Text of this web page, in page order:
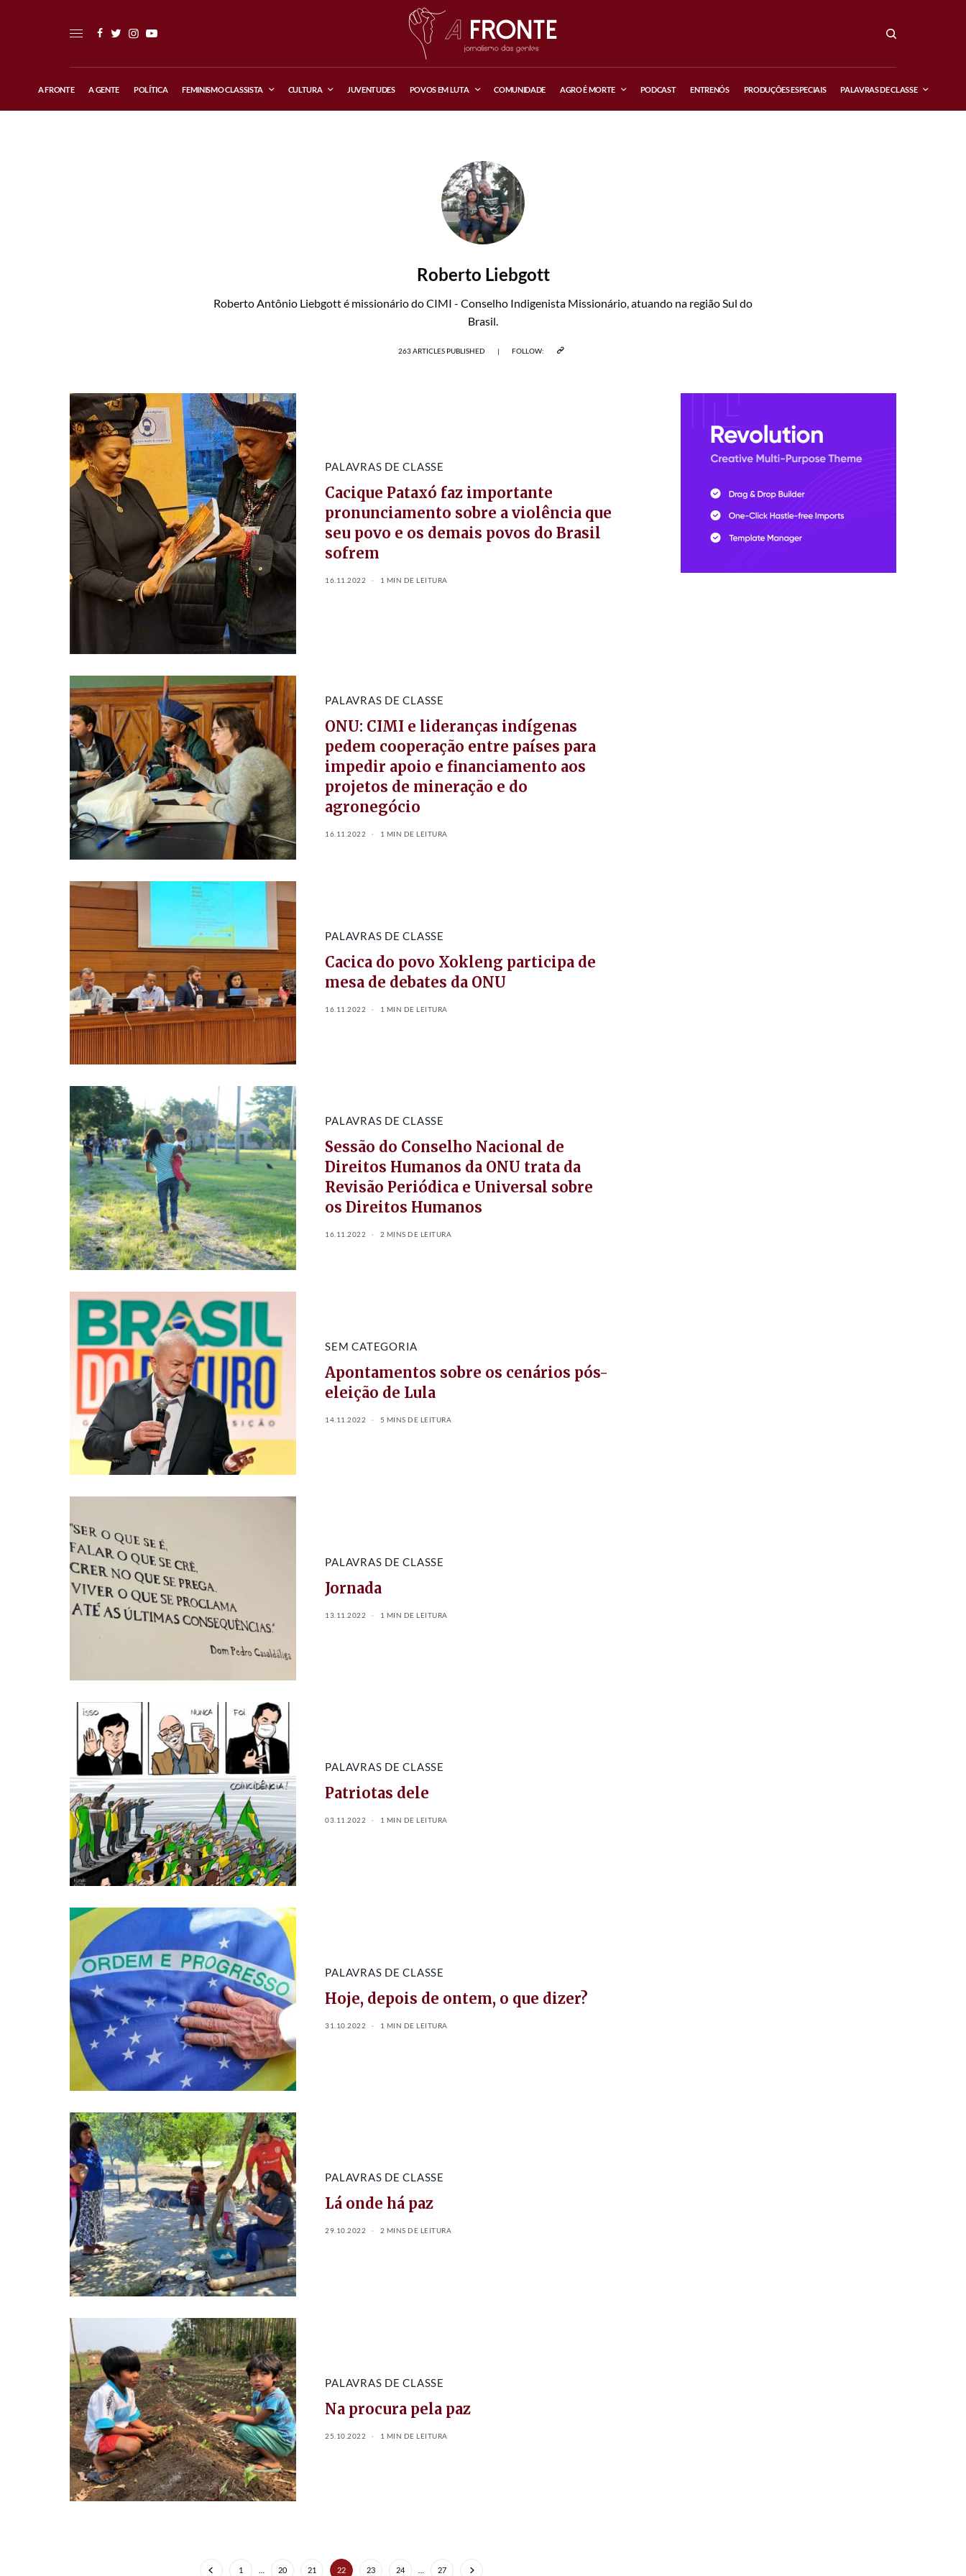
A FRONTE A GENTE POLÍTICA FEMINISMO CLASSISTA CULTURA JUVENTUDES POVOS EM LUTA COMUNIDADE AGRO É MORTE PODCAST ENTRENÓS PRODUÇÕES ESPECIAIS PALAVRAS DE CLASSE
Roberto Liebgott
Roberto Antônio Liebgott é missionário do CIMI - Conselho Indigenista Missionário, atuando na região Sul do
Brasil.
263 ARTICLES PUBLISHED | FOLLOW:
PALAVRAS DE CLASSE
Cacique Pataxó faz importante
pronunciamento sobre a violência que
seu povo e os demais povos do Brasil
sofrem
16.11.2022 1 MIN DE LEITURA
PALAVRAS DE CLASSE
ONU: CIMI e lideranças indígenas
pedem cooperação entre países para
impedir apoio e financiamento aos
projetos de mineração e do
agronegócio
16.11.2022 1 MIN DE LEITURA
PALAVRAS DE CLASSE
Cacica do povo Xokleng participa de
mesa de debates da ONU
16.11.2022 1 MIN DE LEITURA
PALAVRAS DE CLASSE
Sessão do Conselho Nacional de
Direitos Humanos da ONU trata da
Revisão Periódica e Universal sobre
os Direitos Humanos
16.11.2022 2 MINS DE LEITURA
SEM CATEGORIA
Apontamentos sobre os cenários pós-
eleição de Lula
14.11.2022 5 MINS DE LEITURA
PALAVRAS DE CLASSE
Jornada
13.11.2022 1 MIN DE LEITURA
PALAVRAS DE CLASSE
Patriotas dele
03.11.2022 1 MIN DE LEITURA
PALAVRAS DE CLASSE
Hoje, depois de ontem, o que dizer?
31.10.2022 1 MIN DE LEITURA
PALAVRAS DE CLASSE
Lá onde há paz
29.10.2022 2 MINS DE LEITURA
PALAVRAS DE CLASSE
Na procura pela paz
25.10.2022 1 MIN DE LEITURA
1 20 21 22 23 24 27